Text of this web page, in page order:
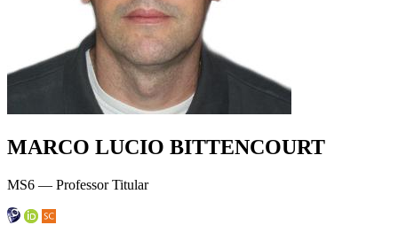
MARCO LUCIO BITTENCOURT
MS6 — Professor Titular